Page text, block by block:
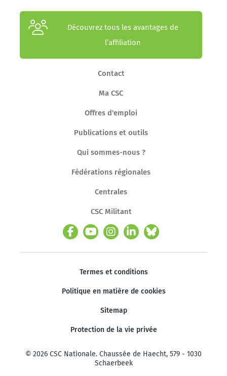
Découvrez tous les avantages de
l’affiliation
Contact
Ma CSC
Offres d'emploi
Publications et outils
Qui sommes-nous ?
Fédérations régionales
Centrales
CSC Militant
Termes et conditions
Politique en matière de cookies
Sitemap
Protection de la vie privée
© 2026 CSC Nationale. Chaussée de Haecht, 579 - 1030
Schaerbeek